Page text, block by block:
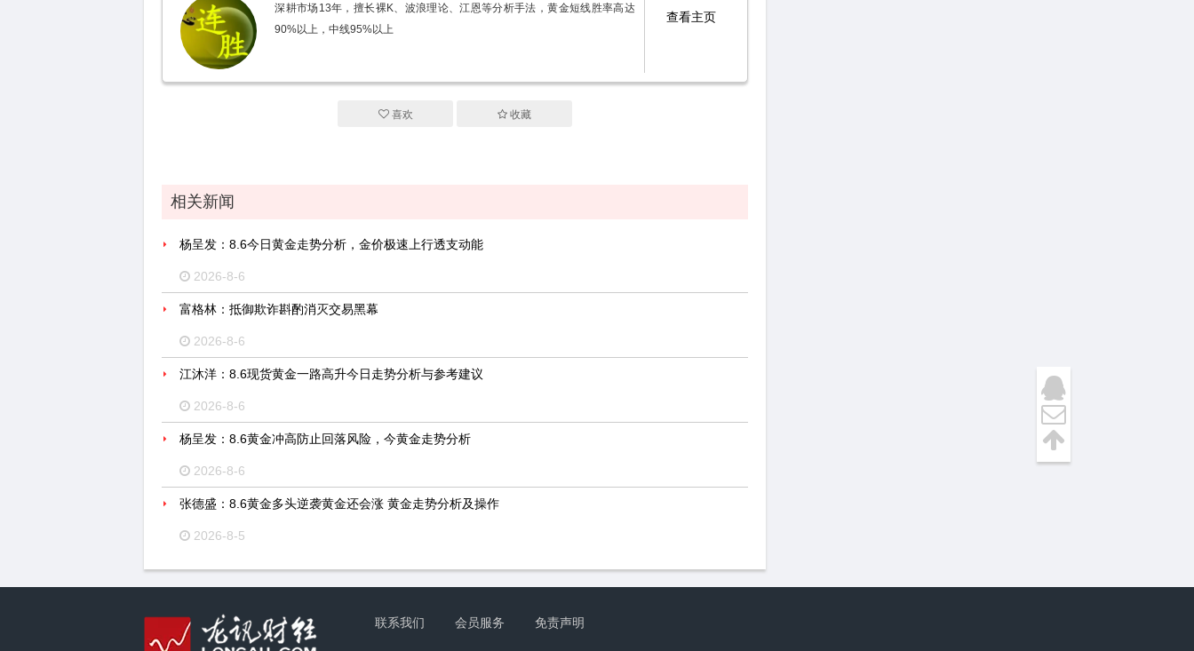
深耕市场13年，擅长裸K、波浪理论、江恩等分析手法，黄金短线胜率高达
90%以上，中线95%以上
查看主页
喜欢 收藏
相关新闻
杨呈发：8.6今日黄金走势分析，金价极速上行透支动能
2026-8-6
富格林：抵御欺诈斟酌消灭交易黑幕
2026-8-6
江沐洋：8.6现货黄金一路高升今日走势分析与参考建议
2026-8-6
杨呈发：8.6黄金冲高防止回落风险，今黄金走势分析
2026-8-6
张德盛：8.6黄金多头逆袭黄金还会涨 黄金走势分析及操作
2026-8-5
联系我们 会员服务 免责声明